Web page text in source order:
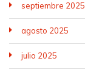
septiembre 2025
agosto 2025
julio 2025